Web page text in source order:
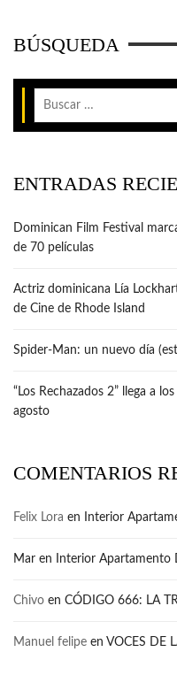
BÚSQUEDA
ENTRADAS
Dominican Film Festival
de 70 películas
Actriz dominicana Lía
de Cine de Rhode Island
Spider-Man: un nuevo día
“Los Rechazados 2” llega a
agosto
COMENTARIOS
Felix Lora en Interior
Mar en Interior Apartamento
Chivo en CÓDIGO 666: LA
Manuel felipe en VOCES DE